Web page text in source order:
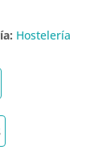
Hostelería